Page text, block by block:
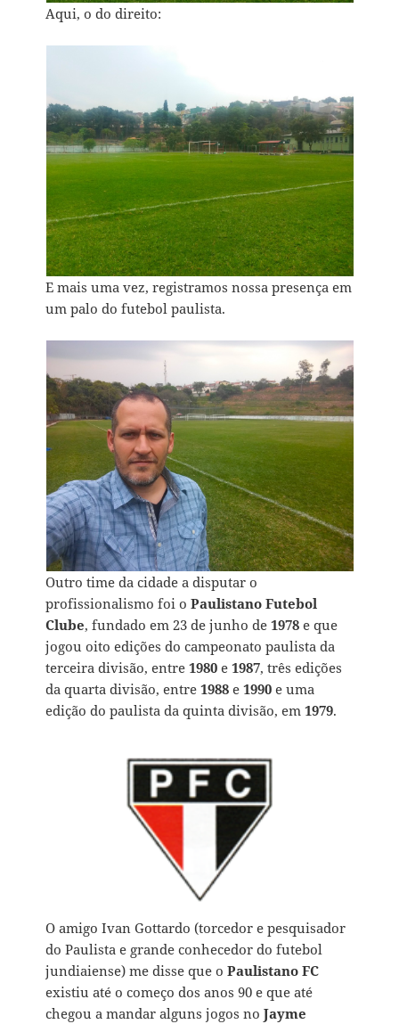
Aqui, o do direito:
E mais uma vez, registramos nossa presença em
um palo do futebol paulista.
Outro time da cidade a disputar o
profissionalismo foi oPaulistano Futebol
Clube, fundado em 23 de junho de1978 e que
jogou oito edições do campeonato paulista da
terceira divisão, entre1980 e1987, três edições
da quarta divisão, entre1988 e1990 e uma
edição do paulista da quinta divisão, em1979.
O amigo Ivan Gottardo (torcedor e pesquisador
do Paulista e grande conhecedor do futebol
jundiaiense) me disse que oPaulistano FC
existiu até o começo dos anos 90 e que até
chegou a mandar alguns jogos noJayme